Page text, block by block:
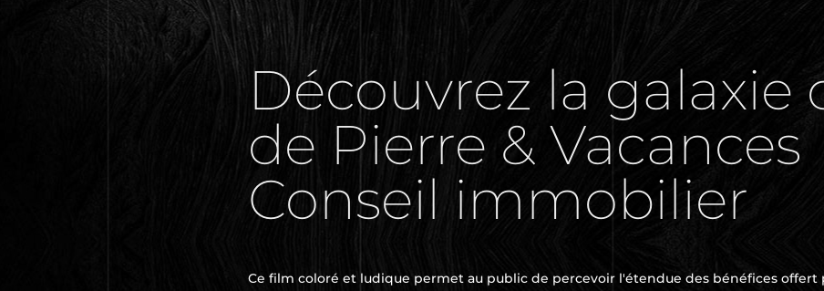
Découvrez la galaxie
de Pierre & Vacances
Conseil immobilier
Ce film coloré et ludique permet au public de percevoir l'étendue des bénéfices offert